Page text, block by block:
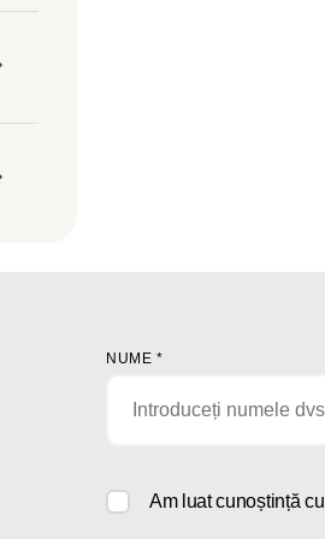
NUME *
Am luat cunoștință cu